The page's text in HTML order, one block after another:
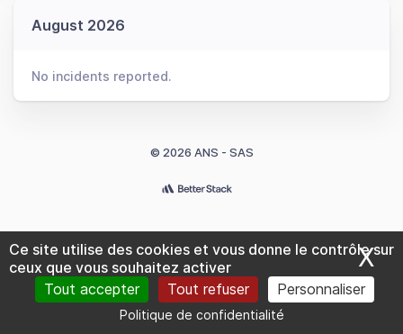
August 2026
No incidents reported.
© 2026 ANS - SAS
Ce site utilise des cookies et vous donne le contrôle sur
ceux que vous souhaitez activer
Tout accepter
Tout refuser Personnaliser
Politique de confidentialité
X